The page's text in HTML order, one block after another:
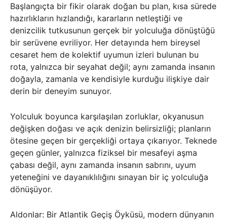
Başlangıçta bir fikir olarak doğan bu plan, kısa sürede
hazırlıkların hızlandığı, kararların netleştiği ve
denizcilik tutkusunun gerçek bir yolculuğa dönüştüğü
bir serüvene evriliyor. Her detayında hem bireysel
cesaret hem de kolektif uyumun izleri bulunan bu
rota, yalnızca bir seyahat değil; aynı zamanda insanın
doğayla, zamanla ve kendisiyle kurduğu ilişkiye dair
derin bir deneyim sunuyor.
Yolculuk boyunca karşılaşılan zorluklar, okyanusun
değişken doğası ve açık denizin belirsizliği; planların
ötesine geçen bir gerçekliği ortaya çıkarıyor. Teknede
geçen günler, yalnızca fiziksel bir mesafeyi aşma
çabası değil, aynı zamanda insanın sabrını, uyum
yeteneğini ve dayanıklılığını sınayan bir iç yolculuğa
dönüşüyor.
Aldonlar: Bir Atlantik Geçiş Öyküsü, modern dünyanın